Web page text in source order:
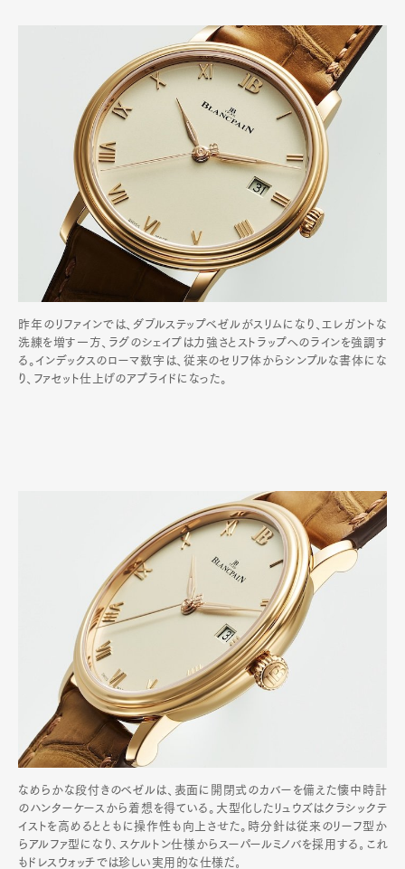
昨年のリファインでは、ダブルステップベゼルがスリムになり、エレガントな
洗練を増す一方、ラグのシェイプは力強さとストラップへのラインを強調す
る。インデックスのローマ数字は、従来のセリフ体からシンプルな書体にな
り、ファセット仕上げのアプライドになった。
なめらかな段付きのベゼルは、表面に開閉式のカバーを備えた懐中時計
のハンターケースから着想を得ている。大型化したリュウズはクラシックテ
イストを高めるとともに操作性も向上させた。時分針は従来のリーフ型か
らアルファ型になり､スケルトン仕様からスーパールミノバを採用する｡これ
もドレスウォッチでは珍しい実用的な仕様だ｡